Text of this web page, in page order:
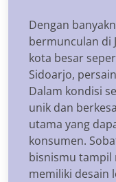
Dengan
bermunculan di
kota besar
Sidoarjo,
Dalam kondisi
unik dan
utama yang
konsumen.
bisnismu tampil
memiliki desain